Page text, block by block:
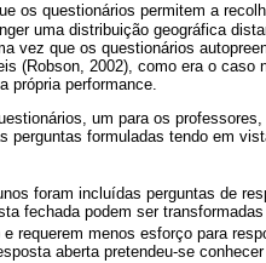
os questionários permitem a
uma distribuição geográfica
vez que os questionários
(Robson, 2002), como era o caso
própria performance.
um para os
perguntas formuladas tendo em
foram incluídas perguntas de
fechada podem ser
e requerem menos esforço para
aberta pretendeu-se